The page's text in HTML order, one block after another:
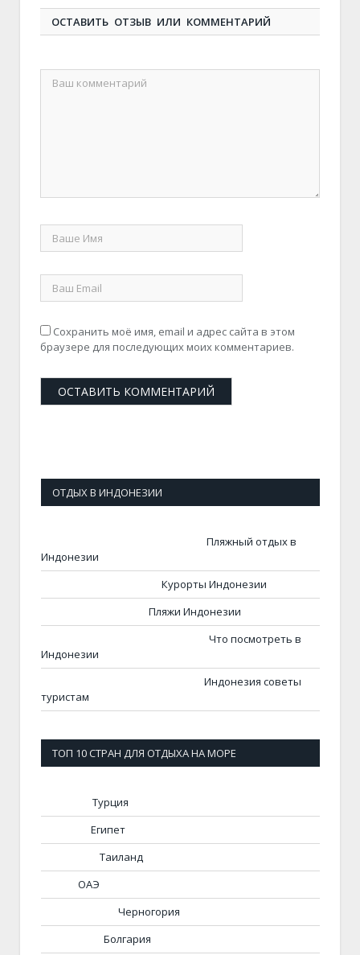
ОСТАВИТЬ ОТЗЫВ ИЛИ КОММЕНТАРИЙ
Сохранить моё имя, email и адрес сайта в этом
браузере для последующих моих комментариев.
ОТДЫХ В ИНДОНЕЗИИ
Пляжный отдых в
Индонезии
Курорты Индонезии
Пляжи Индонезии
Что посмотреть в
Индонезии
Индонезия советы
туристам
ТОП 10 СТРАН ДЛЯ ОТДЫХА НА МОРЕ
Турция
Египет
Таиланд
ОАЭ
Черногория
Болгария